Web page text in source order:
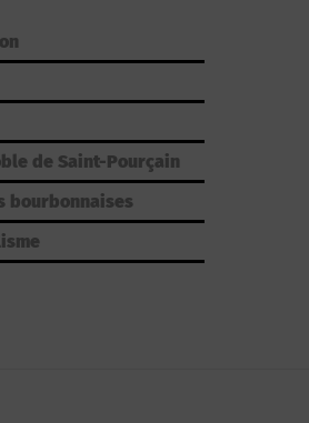
de Saint-Pourçain
bourbonnaises